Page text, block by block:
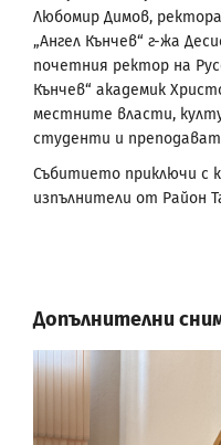
Любомир Димов,
„Ангел Кънчев“ г-жа
почетния ректор на
Кънчев“ академик
местните власти,
студенти и
Събитието приключи с
изпълнители от Район
Допълнителни